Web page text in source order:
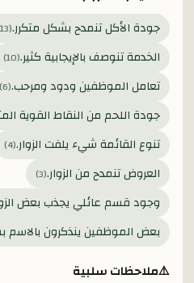
جودة الأكل تنمدح بشكل متكرر.(
13
الخدمة تنوصف بالإيجابية كثير.(
10
)
تعامل الموظفين ودود ومرحب.(
6
)
جودة اللحم من النقاط القوية
تنوع القائمة شيء يلفت الزوار.(
4
)
العروض تنمدح من الزوار.(
3
)
وجود قسم عائلي يجذب بعض
بعض الموظفين ينذكرون بالاسم
⚠️ملاحظات سلبية